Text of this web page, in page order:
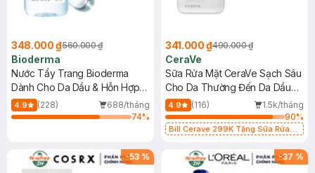
348.000 ₫560.000 ₫
Bioderma
Nước Tẩy Trang Bioderma
Dành Cho Da Dầu & Hỗn Hợp
500ml
4.9 (228)
688/tháng
74%
341.000 ₫490.000 ₫
CeraVe
Sữa Rửa Mặt CeraVe Sạch Sâu
Cho Da Thường Đến Da Dầu
473ml
4.9 (116)
1.5k/tháng
90%
Bill Cerave 299K Tặng Sữa Rửa
-53 % -37 %